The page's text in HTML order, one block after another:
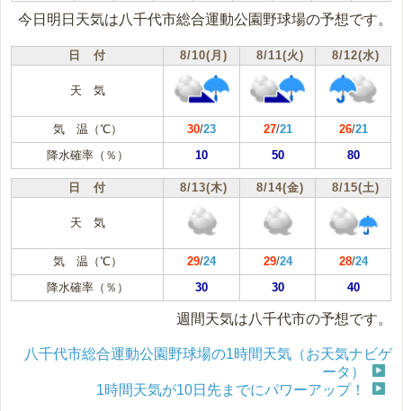
今日明日天気は八千代市総合運動公園野球場の予想です。
日 付 8/10(月) 8/11(火) 8/12(水)
天 気
気 温（℃） 30/23 27/21 26/21
降水確率（％）
10 50 80
日 付 8/13(木) 8/14(金) 8/15(土)
天 気
気 温（℃） 29/24 29/24 28/24
降水確率（％）
30 30 40
週間天気は八千代市の予想です。
八千代市総合運動公園野球場の1時間天気（お天気ナビゲ
ータ）
1時間天気が10日先までにパワーアップ！